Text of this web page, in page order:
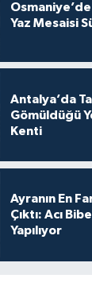
Yaz Mesaisi
Antalya’da
Gömüldüğü
Kenti
Ayranın En
Çıktı: Acı
Yapılıyor